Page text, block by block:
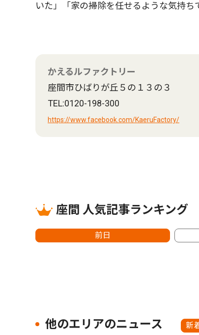
いた」「家の掃除を任せるような気持ち
かえるルファクトリー
座間市ひばりが丘５の１３の３
TEL:0120-198-300
https://www.facebook.com/KaeruFactory/
座間 人気記事ランキング
前日
他のエリアのニュース 新